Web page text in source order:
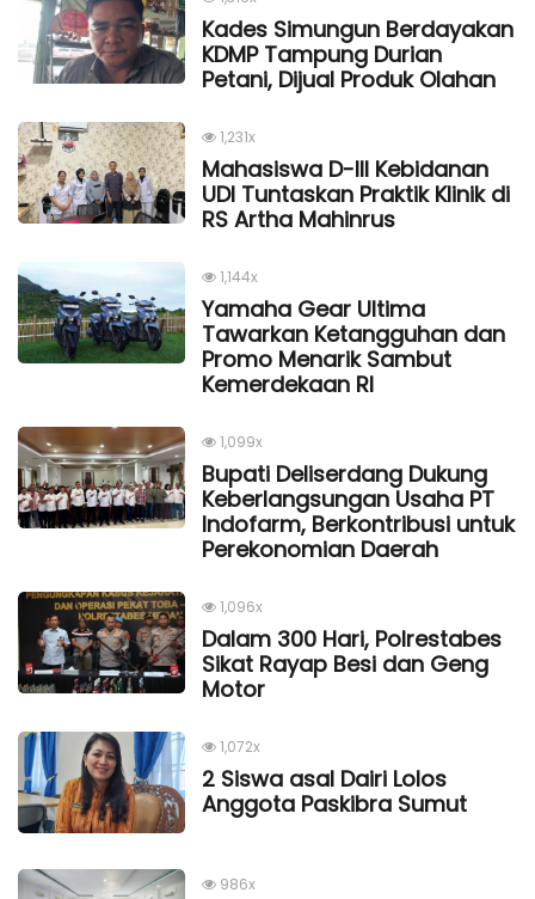
Kades Simungun Berdayakan
KDMP Tampung Durian
Petani, Dijual Produk Olahan
1,231x
Mahasiswa D-III Kebidanan
UDI Tuntaskan Praktik Klinik di
RS Artha Mahinrus
1,144x
Yamaha Gear Ultima
Tawarkan Ketangguhan dan
Promo Menarik Sambut
Kemerdekaan Rl
1,099x
Bupati Deliserdang Dukung
Keberlangsungan Usaha PT
Indofarm, Berkontribusi untuk
Perekonomian Daerah
1,096x
Dalam 300 Hari, Polrestabes
Sikat Rayap Besi dan Geng
Motor
1,072x
2 Siswa asal Dairi Lolos
Anggota Paskibra Sumut
986x